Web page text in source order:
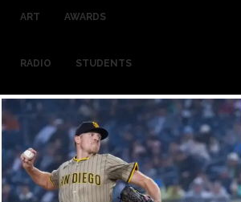
ART AWARDS
RADIO STUDENTS